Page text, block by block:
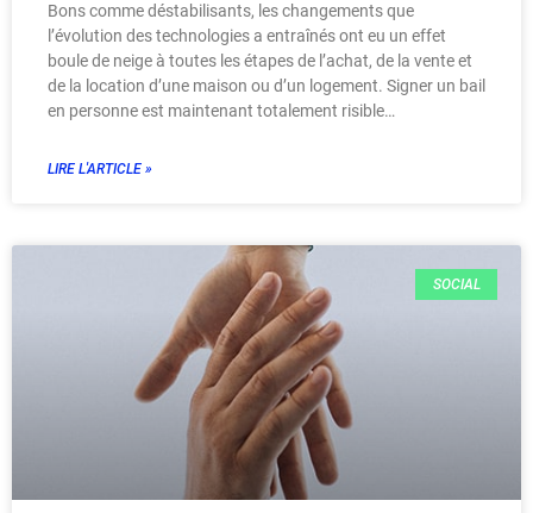
Bons comme déstabilisants, les changements que
l’évolution des technologies a entraînés ont eu un effet
boule de neige à toutes les étapes de l’achat, de la vente et
de la location d’une maison ou d’un logement. Signer un bail
en personne est maintenant totalement risible…
LIRE L'ARTICLE »
SOCIAL